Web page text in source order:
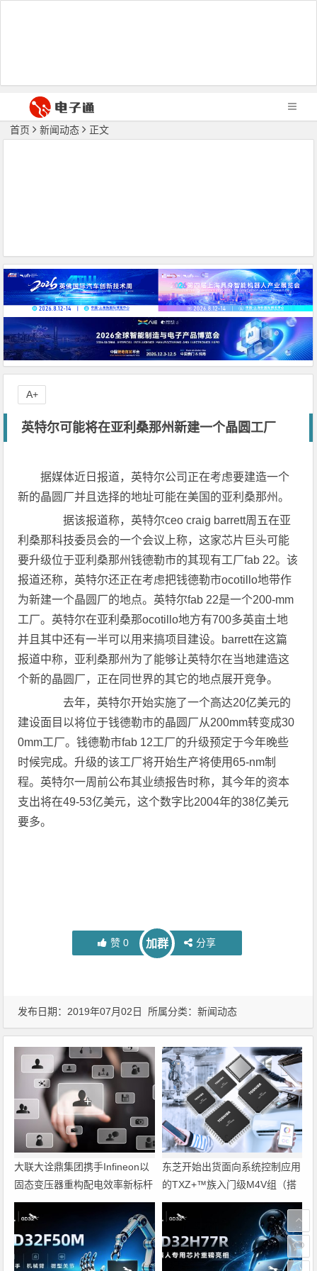
首页 新闻动态 正文
英特尔可能将在亚利桑那州新建一个晶圆工厂
据媒体近日报道，英特尔公司正在考虑要建造一个
新的晶圆厂并且选择的地址可能在美国的亚利桑那州。
据该报道称，英特尔ceo craig barrett周五在亚
利桑那科技委员会的一个会议上称，这家芯片巨头可能
要升级位于亚利桑那州钱德勒市的其现有工厂fab 22。该
报道还称，英特尔还正在考虑把钱德勒市ocotillo地带作
为新建一个晶圆厂的地点。英特尔fab 22是一个200-mm
工厂。英特尔在亚利桑那ocotillo地方有700多英亩土地
并且其中还有一半可以用来搞项目建设。barrett在这篇
报道中称，亚利桑那州为了能够让英特尔在当地建造这
个新的晶圆厂，正在同世界的其它的地点展开竞争。
去年，英特尔开始实施了一个高达20亿美元的
建设面目以将位于钱德勒市的晶圆厂从200mm转变成30
0mm工厂。钱德勒市fab 12工厂的升级预定于今年晚些
时候完成。升级的该工厂将开始生产将使用65-nm制
程。英特尔一周前公布其业绩报告时称，其今年的资本
支出将在49-53亿美元，这个数字比2004年的38亿美元
要多。
赞 0 加群 分享
A+
发布日期：2019年07月02日 所属分类：新闻动态
大联大诠鼎集团携手Infineon以
固态变压器重构配电效率新标杆
东芝开始出货面向系统控制应用
的TXZ+™族入门级M4V组（搭
载Arm Cortex‑M4内核的标准微
控制器）工程样品